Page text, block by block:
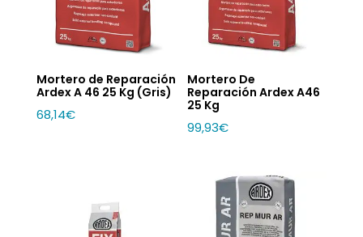
Mortero de Reparación
Ardex A 46 25 Kg (Gris)
68,14€
Mortero De
Reparación Ardex A46
25 Kg
99,93€